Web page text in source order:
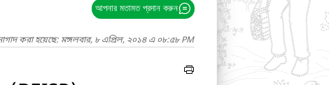
আপনার মতামত প্রদান করুন
করা হয়েছে: মঙ্গলবার, ৮ এপ্রিল, ২০১৪ এ ০৮:৫৮ PM